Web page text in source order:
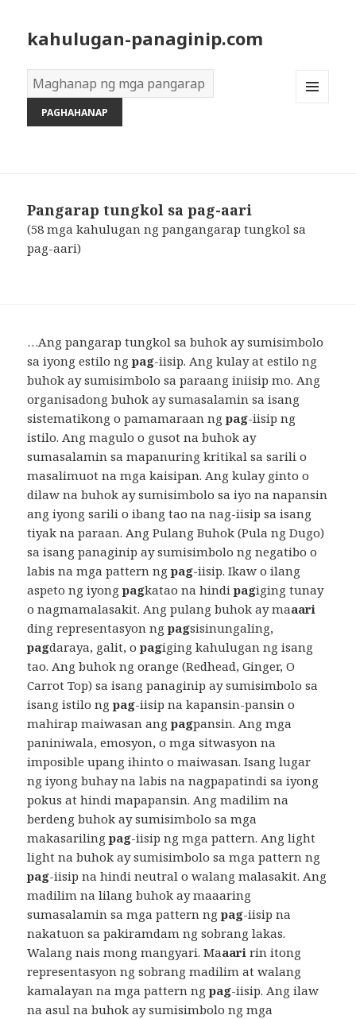
kahulugan-panaginip.com
Diksyon
ng
Mga
Pangarap tungkol sa pag-aari
(58 mga kahulugan ng pangangarap tungkol sa
pag-aari)
…Ang pangarap tungkol sa buhok ay sumisimbolo
sa iyong estilo ngpag-iisip. Ang kulay at estilo ng
buhok ay sumisimbolo sa paraang iniisip mo. Ang
organisadong buhok ay sumasalamin sa isang
sistematikong o pamamaraan ngpag-iisip ng
istilo. Ang magulo o gusot na buhok ay
sumasalamin sa mapanuring kritikal sa sarili o
masalimuot na mga kaisipan. Ang kulay ginto o
dilaw na buhok ay sumisimbolo sa iyo na napansin
ang iyong sarili o ibang tao na nag-iisip sa isang
tiyak na paraan. Ang Pulang Buhok (Pula ng Dugo)
sa isang panaginip ay sumisimbolo ng negatibo o
labis na mga pattern ngpag-iisip. Ikaw o ilang
aspeto ng iyongpagkatao na hindipagiging tunay
o nagmamalasakit. Ang pulang buhok ay maaari
ding representasyon ngpagsisinungaling,
pagdaraya, galit, opagiging kahulugan ng isang
tao. Ang buhok ng orange (Redhead, Ginger, O
Carrot Top) sa isang panaginip ay sumisimbolo sa
isang istilo ngpag-iisip na kapansin-pansin o
mahirap maiwasan angpagpansin. Ang mga
paniniwala, emosyon, o mga sitwasyon na
imposible upang ihinto o maiwasan. Isang lugar
ng iyong buhay na labis na nagpapatindi sa iyong
pokus at hindi mapapansin. Ang madilim na
berdeng buhok ay sumisimbolo sa mga
makasarilingpag-iisip ng mga pattern. Ang light
light na buhok ay sumisimbolo sa mga pattern ng
pag-iisip na hindi neutral o walang malasakit. Ang
madilim na lilang buhok ay maaaring
sumasalamin sa mga pattern ngpag-iisip na
nakatuon sa pakiramdam ng sobrang lakas.
Walang nais mong mangyari. Maaari rin itong
representasyon ng sobrang madilim at walang
kamalayan na mga pattern ngpag-iisip. Ang ilaw
na asul na buhok ay sumisimbolo ng mga